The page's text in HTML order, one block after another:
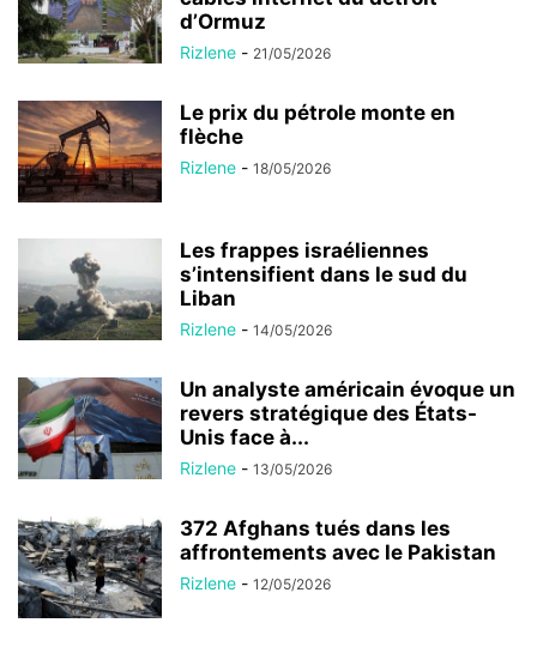
d’Ormuz
Rizlene - 21/05/2026
Le prix du pétrole monte en
flèche
Rizlene - 18/05/2026
Les frappes israéliennes
s’intensifient dans le sud du
Liban
Rizlene - 14/05/2026
Un analyste américain évoque un
revers stratégique des États-
Unis face à...
Rizlene - 13/05/2026
372 Afghans tués dans les
affrontements avec le Pakistan
Rizlene - 12/05/2026